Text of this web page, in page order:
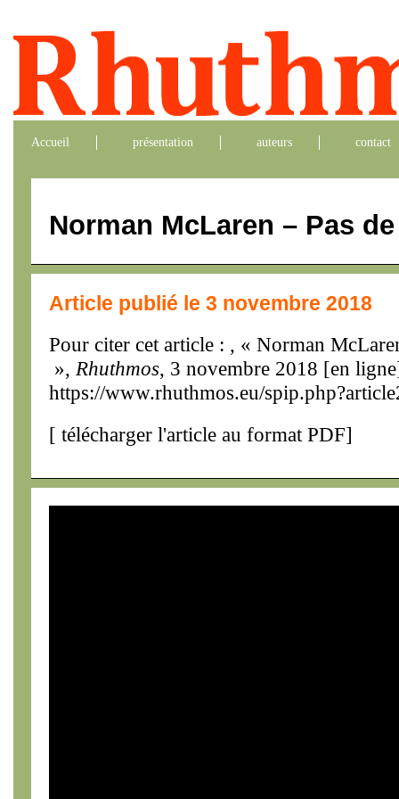
Accueil présentation auteurs contact
Norman McLaren – Pas
Article publié le 3 novembre 2018
Pour citer cet article : , « Norman
», Rhuthmos, 3 novembre 2018 [en
https://www.rhuthmos.eu/
[ télécharger l'article au format PDF]